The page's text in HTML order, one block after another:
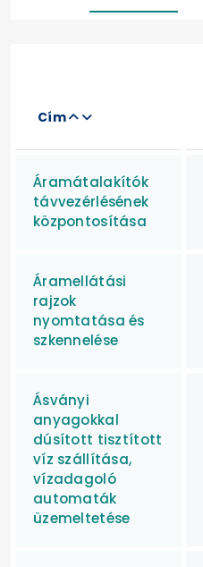
Cím
Áramátalakítók
távvezérlésének
központosítása
Áramellátási
rajzok
nyomtatása és
szkennelése
Ásványi
anyagokkal
dúsított tisztított
víz szállítása,
vízadagoló
automaták
üzemeltetése